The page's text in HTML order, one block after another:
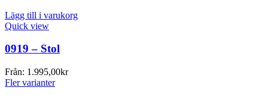
Lägg till i varukorg
Quick view
0919 – Stol
Från: 1.995,00kr
Fler varianter